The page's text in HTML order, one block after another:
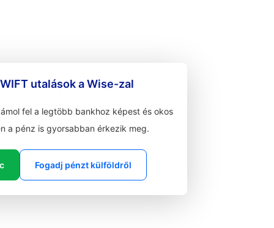
utalások a Wise-zal
fel a legtöbb bankhoz képest és okos
a pénz is gyorsabban érkezik meg.
Fogadj pénzt külföldről